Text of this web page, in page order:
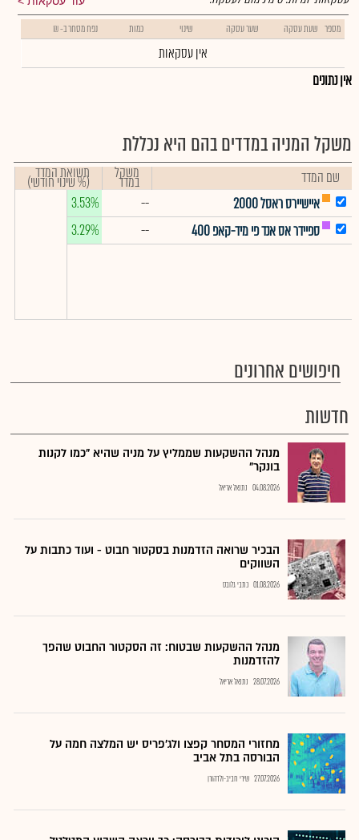
מספר שעת עסקה שער עסקה שינוי כמות נפח מסחר ב- ₪
אין עסקאות
אין נתונים
משקל המניה במדדים בהם היא נכללת
שם המדד משקל
במדד תשואת המדד
(% שינוי חודשי)
איישיירס ראסל 2000
--
3.53%
ספיידר אס אנד פי מיד-קאפ 400
--
3.29%
חיפושים אחרונים
חדשות
מנהל ההשקעות שממליץ על מניה שהיא "כמו לקנות
בונקר"
04.08.2026 נתנאל אריאל
הבכיר שרואה הזדמנות בסקטור חבוט - ועוד כתבות על
השווקים
01.08.2026 כתבי גלובס
מנהל ההשקעות שבטוח: זה הסקטור החבוט שהפך
להזדמנות
28.07.2026 נתנאל אריאל
מחזורי המסחר קפצו ולג'פריס יש המלצה חמה על
הבורסה בתל אביב
27.07.2026 שירי חביב-ולדהורן